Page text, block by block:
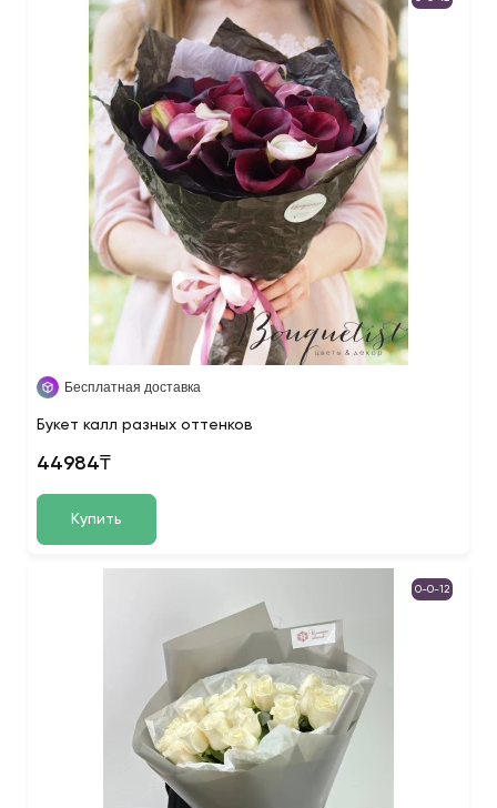
Бесплатная доставка
Букет калл разных оттенков
44984₸
Купить
0-0-12